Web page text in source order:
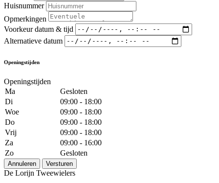
Huisnummer
Opmerkingen
Voorkeur datum & tijd
Alternatieve datum
Openingstijden
Openingstijden
Ma
Gesloten
Di
09:00 - 18:00
Woe
09:00 - 18:00
Do
09:00 - 18:00
Vrij
09:00 - 18:00
Za
09:00 - 16:00
Zo
Gesloten
Annuleren Versturen
De Lorijn Tweewielers